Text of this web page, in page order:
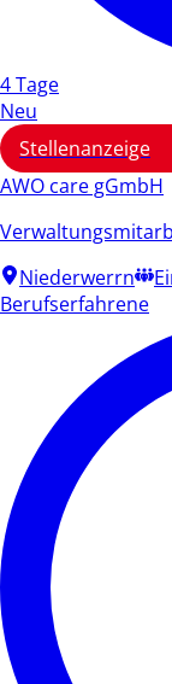
4 Tage
Neu
Stellenanzeige
AWO care gGmbH
Niederwerrn
Berufserfahrene